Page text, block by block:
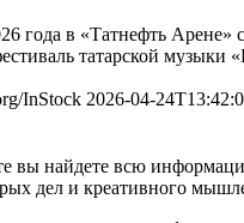
года в «Татнефть Арене»
татарской музыки
InStock 2026-04-
вы найдете всю
дел и креативного